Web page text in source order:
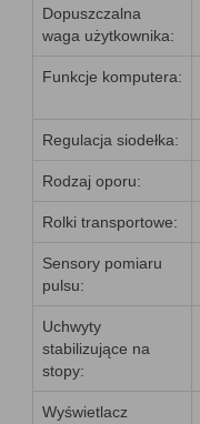
Dopuszczalna
waga użytkownika:
Funkcje komputera:
Regulacja siodełka:
Rodzaj oporu:
Rolki transportowe:
Sensory pomiaru
pulsu:
Uchwyty
stabilizujące na
stopy:
Wyświetlacz